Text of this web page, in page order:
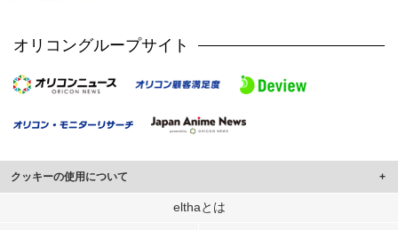
オリコングループサイト
クッキーの使用について
このサイトでは Cookie を使用して、ユーザーに合わせたコンテンツや広告の
elthaとは